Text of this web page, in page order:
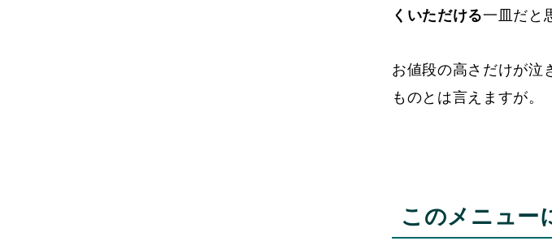
くいただける一皿だと
お値段の高さだけが泣
ものとは言えますが。
このメニュー